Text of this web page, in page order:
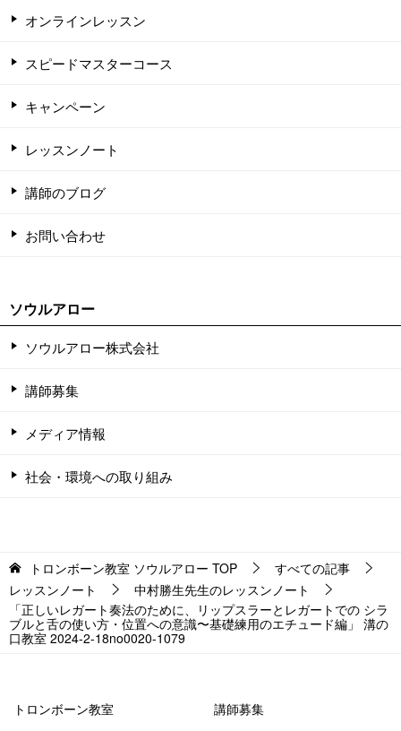
オンラインレッスン
スピードマスターコース
キャンペーン
レッスンノート
講師のブログ
お問い合わせ
ソウルアロー
ソウルアロー株式会社
講師募集
メディア情報
社会・環境への取り組み
トロンボーン教室 ソウルアロー TOP
すべての記事
レッスンノート
中村勝生先生のレッスンノート
「正しいレガート奏法のために、リップスラーとレガートでの シラ
ブルと舌の使い方・位置への意識〜基礎練用のエチュード編」 溝の
口教室 2024-2-18no0020-1079
トロンボーン教室 講師募集